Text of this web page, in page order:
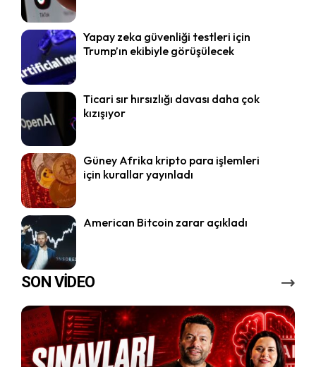
Yapay zeka güvenliği testleri için
Trump’ın ekibiyle görüşülecek
Ticari sır hırsızlığı davası daha çok
kızışıyor
Güney Afrika kripto para işlemleri
için kurallar yayınladı
American Bitcoin zarar açıkladı
SON VİDEO